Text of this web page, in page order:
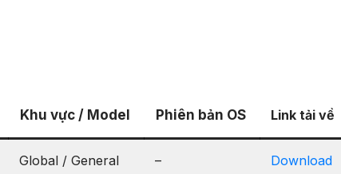
Khu vực / Model Phiên bản OS Link tải về
Global / General – Download